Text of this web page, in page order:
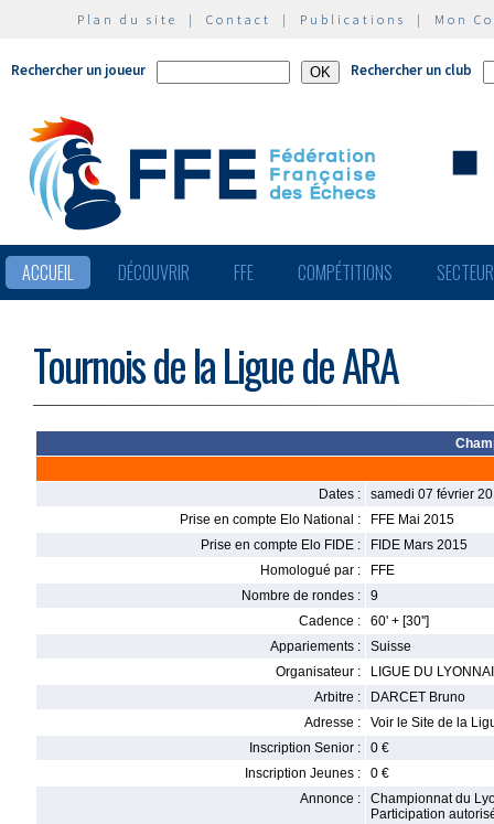
Plan du site | Contact | Publications | Mon
Rechercher un joueur Rechercher un club
ACCUEIL DÉCOUVRIR FFE COMPÉTITIONS
Tournois de la Ligue de ARA
Dates :
samedi 07 février
Prise en compte Elo National :
FFE Mai 2015
Prise en compte Elo FIDE :
FIDE Mars 2015
Homologué par :
FFE
Nombre de rondes :
9
Cadence :
60' + [30'']
Appariements :
Suisse
Organisateur :
LIGUE DU
Arbitre :
DARCET Bruno
Adresse :
Voir le Site de la
Inscription Senior :
0 €
Inscription Jeunes :
0 €
Annonce :
Championnat du
Participation